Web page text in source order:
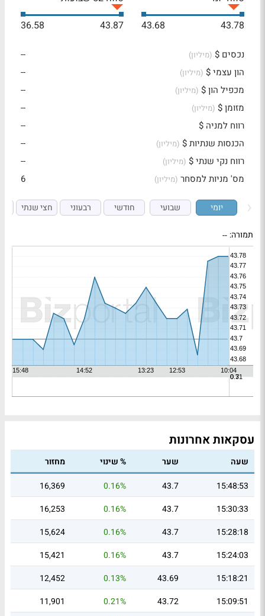
43.78
43.68
43.87
36.58
נכסים $ (מיליון)
--
הון עצמי $ (מיליון)
--
מכפיל הון $ (מיליון)
--
מזומן $ (מיליון)
--
רווח למניה $
--
הכנסות שנתיות $ (מיליון)
--
רווח נקי שנתי $ (מיליון)
--
מס' מניות למסחר (מיליון) 6
יומי שבועי חודשי רבעוני חצי שנתי
תמורה: --
עסקאות אחרונות
שעה שער % שינוי
מחזור
15:48:53
43.7
0.16%
16,369
15:30:33
43.7
0.16%
16,253
15:28:18
43.7
0.16%
15,624
15:24:03
43.7
0.16%
15,421
15:18:21
43.69
0.13%
12,452
15:09:51
43.72
0.21%
11,901